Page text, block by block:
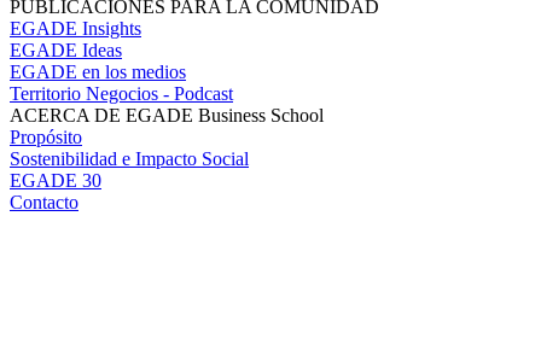
PUBLICACIONES PARA LA COMUNIDAD
EGADE Insights
EGADE Ideas
EGADE en los medios
Territorio Negocios - Podcast
ACERCA DE EGADE Business School
Propósito
Sostenibilidad e Impacto Social
EGADE 30
Contacto